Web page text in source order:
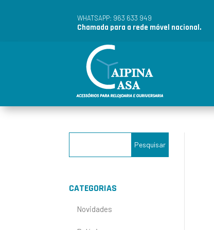
WHATSAPP: 963 633 949
Chamada para a rede móvel nacional.
CATEGORIAS
Novidades